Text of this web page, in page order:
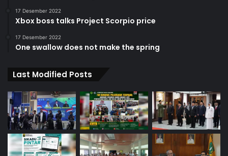
17 Desember 2022
Xbox boss talks Project Scorpio price
17 Desember 2022
One swallow does not make the spring
Last Modified Posts